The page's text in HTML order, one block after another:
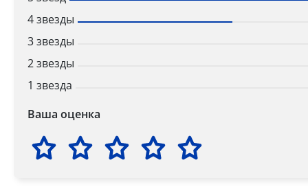
4 звезды
3 звезды
2 звезды
1 звезда
Ваша оценка